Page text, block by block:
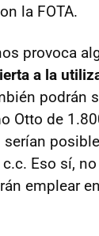
la FOTA.
provoca
a la
podrán
Otto de
Eso sí,
emplear